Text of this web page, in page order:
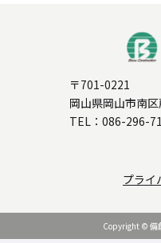
〒701-0221
岡山県岡山市南
TEL： 086-296-
プライ
Copyright © 備